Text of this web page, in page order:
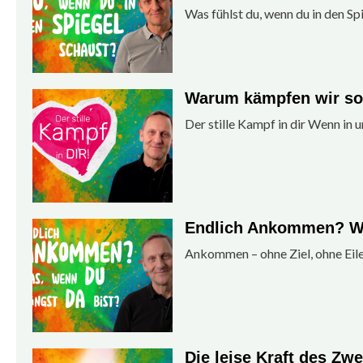
Was fühlst du, wenn du in den
Warum kämpfen wir
Der stille Kampf in dir Wenn in
Endlich Ankommen?
Ankommen – ohne Ziel, ohne
Die leise Kraft des